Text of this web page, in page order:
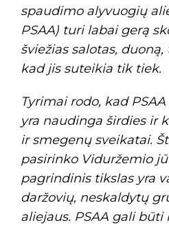
spaudimo alyvuogių
PSAA) turi labai gerą
šviežias salotas,
kad jis suteikia tik tiek.
Tyrimai rodo, kad
yra naudinga širdies ir
ir smegenų sveikatai.
pasirinko Viduržemio
pagrindinis tikslas yra
daržovių, neskaldytų
aliejaus. PSAA gali